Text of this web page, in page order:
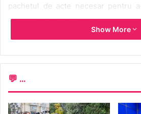
pachetul de acte necesar pentru
Soloviov în căutare
curând colegilor străini”, se arată
aparțin lui Vladimir Soloviov
Show More
💬 ...